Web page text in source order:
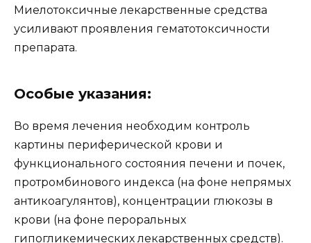
Миелотоксичные лекарственные средства
усиливают проявления гематотоксичности
препарата.
Особые указания:
Во время лечения необходим контроль
картины периферической крови и
функционального состояния печени и почек,
протромбинового индекса (на фоне непрямых
антикоагулянтов), концентрации глюкозы в
крови (на фоне пероральных
гипогликемических лекарственных средств).